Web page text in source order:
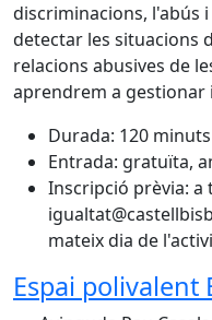
discriminacions, l'abús
detectar les situacions
relacions abusives de
aprendrem a gestionar
Durada: 120 minuts
Entrada: gratuïta,
Inscripció prèvia: a
mateix dia de
Espai polivalent